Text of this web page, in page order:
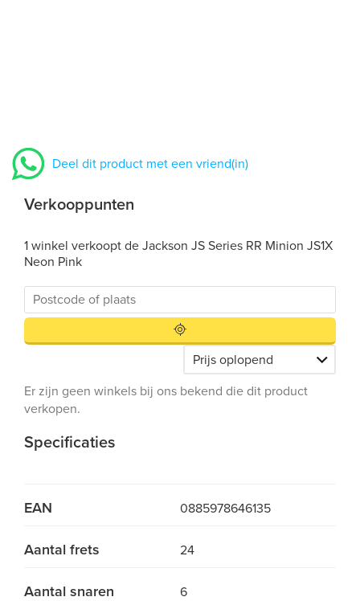
Deel dit product met een vriend(in)
Verkooppunten
1 winkel verkoopt de Jackson JS Series RR Minion JS1X
Neon Pink
Er zijn geen winkels bij ons bekend die dit product
verkopen.
Specificaties
EAN 0885978646135
Aantal frets 24
Aantal snaren 6